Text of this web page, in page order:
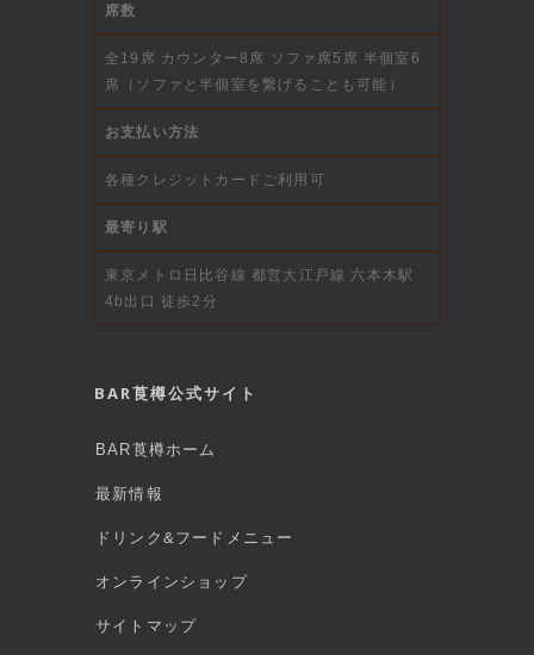
席数
全19席 カウンター8席 ソファ席5席 半個室6
席（ソファと半個室を繋げることも可能）
お支払い方法
各種クレジットカードご利用可
最寄り駅
東京メトロ日比谷線 都営大江戸線 六本木駅
4b出口 徒歩2分
BAR莨樽公式サイト
BAR莨樽ホーム
最新情報
ドリンク&フードメニュー
オンラインショップ
サイトマップ